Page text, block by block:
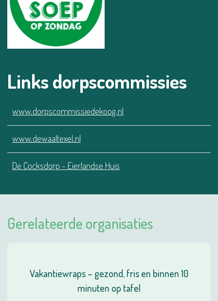
Links dorpscommissies
www.dorpscommissiedekoog.nl
www.dewaaltexel.nl
De Cocksdorp - Eierlandse Huis
Gerelateerde organisaties
Vakantiewraps – gezond, fris en binnen 10
minuten op tafel